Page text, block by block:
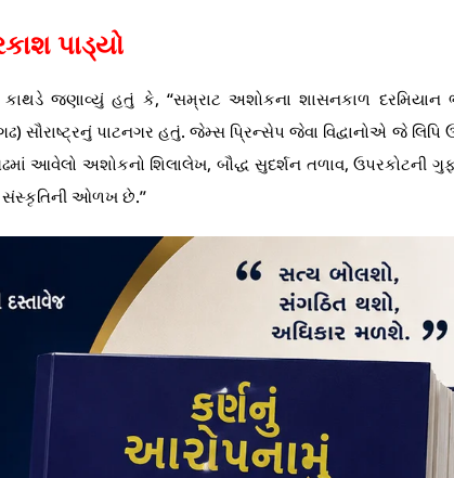
પાડ્યો
જણાવ્યું હતું કે, “સમ્રાટ અશોકના શાસનકાળ દરમિયાન
સૌરાષ્ટ્રનું પાટનગર હતું. જેમ્સ પ્રિન્સેપ જેવા વિદ્વાનોએ જે લિપિ
આવેલો અશોકનો શિલાલેખ, બૌદ્ધ સુદર્શન તળાવ, ઉપરકોટની
સંસ્કૃતિની ઓળખ છે.”